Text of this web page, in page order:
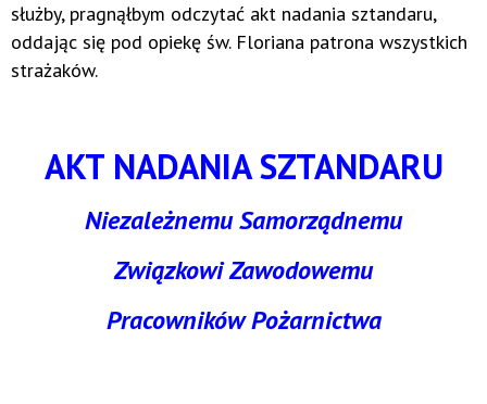
służby, pragnąłbym odczytać akt nadania sztandaru,
oddając się pod opiekę św. Floriana patrona wszystkich
strażaków.
AKT NADANIA SZTANDARU
Niezależnemu Samorządnemu
Związkowi Zawodowemu
Pracowników Pożarnictwa